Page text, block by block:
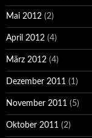
Mai 2012 (2)
April 2012 (4)
März 2012 (4)
Dezember 2011 (1)
November 2011 (5)
Oktober 2011 (2)